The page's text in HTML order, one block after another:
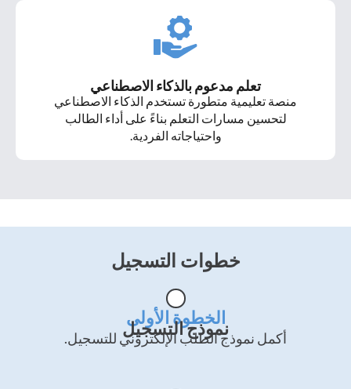
تعلم مدعوم بالذكاء الاصطناعي
منصة تعليمية متطورة تستخدم الذكاء الاصطناعي
لتحسين مسارات التعلم بناءً على أداء الطالب
واحتياجاته الفردية.
خطوات التسجيل
الخطوة الأولى
نموذج التسجيل
أكمل نموذج الطلب الإلكتروني للتسجيل.